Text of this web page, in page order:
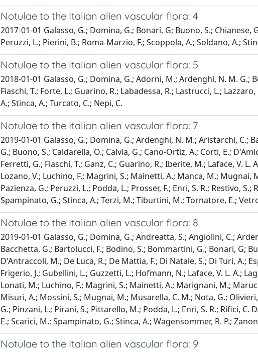
Notulae to the Italian alien vascular flora: 4
2017-01-01 Galasso, G.; Domina, G.; Bonari, G; Buono, S.;
Peruzzi, L.; Pierini, B.; Roma-Marzio, F.; Scoppola, A.; Soldano, A.;
Notulae to the Italian alien vascular flora: 5
2018-01-01 Galasso, G.; Domina, G.; Adorni, M.; Ardenghi, N. M. G.;
Fiaschi, T.; Forte, L.; Guarino, R.; Labadessa, R.; Lastrucci, L.;
A.; Stinca, A.; Turcato, C.; Nepi, C.
Notulae to the Italian alien vascular flora: 7
2019-01-01 Galasso, G.; Domina, G.; Ardenghi, N. M.; Aristarchi, C.;
G.; Buono, S.; Caldarella, O.; Calvia, G.; Cano-Ortiz, A.; Corti, E.;
Ferretti, G.; Fiaschi, T.; Ganz, C.; Guarino, R.; Iberite, M.; Laface, V.
Lozano, V.; Luchino, F.; Magrini, S.; Mainetti, A.; Manca, M.;
Pazienza, G.; Peruzzi, L.; Podda, L.; Prosser, F.; Enri, S. R.; Restivo,
Spampinato, G.; Stinca, A.; Terzi, M.; Tiburtini, M.; Tornatore, E.;
Notulae to the Italian alien vascular flora: 8
2019-01-01 Galasso, G.; Domina, G.; Andreatta, S.; Angiolini, C.;
Bacchetta, G.; Bartolucci, F.; Bodino, S.; Bommartini, G.; Bonari, G;
D'Antraccoli, M.; De Luca, R.; De Mattia, F.; Di Natale, S.; Di Turi, A.;
Frigerio, J.; Gubellini, L.; Guzzetti, L.; Hofmann, N.; Laface, V. L. A.;
Lonati, M.; Luchino, F.; Magrini, S.; Mainetti, A.; Marignani, M.;
Misuri, A.; Mossini, S.; Mugnai, M.; Musarella, C. M.; Nota, G.;
G.; Pinzani, L.; Pirani, S.; Pittarello, M.; Podda, L.; Enri, S. R.; Rifici, C.
E.; Scarici, M.; Spampinato, G.; Stinca, A.; Wagensommer, R. P.;
Notulae to the Italian alien vascular flora: 9